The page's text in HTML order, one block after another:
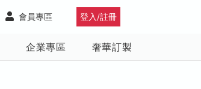
登入/註冊
會員專區
企業專區 奢華訂製